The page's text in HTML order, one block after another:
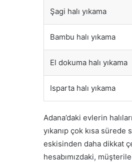
Şagi halı yıkama
Bambu halı yıkama
El dokuma halı yıkama
Isparta halı yıkama
Adana’daki evlerin halıları
yıkanıp çok kısa
eskisinden daha dikkat
hesabımızdaki,